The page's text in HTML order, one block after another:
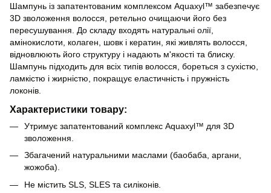
Шампунь із запатентованим комплексом Aquaxyl™ забезпечує
3D зволоження волосся, ретельно очищаючи його без
пересушування. До складу входять натуральні олії,
амінокислоти, колаген, шовк і кератин, які живлять волосся,
відновлюють його структуру і надають м'якості та блиску.
Шампунь підходить для всіх типів волосся, бореться з сухістю,
ламкістю і жирністю, покращує еластичність і пружність
локонів.
Характеристики товару:
Утримує запатентований комплекс Aquaxyl™ для 3D
зволоження.
Збагачений натуральними маслами (баобаба, аргани,
жожоба).
Не містить SLS, SLES та силіконів.